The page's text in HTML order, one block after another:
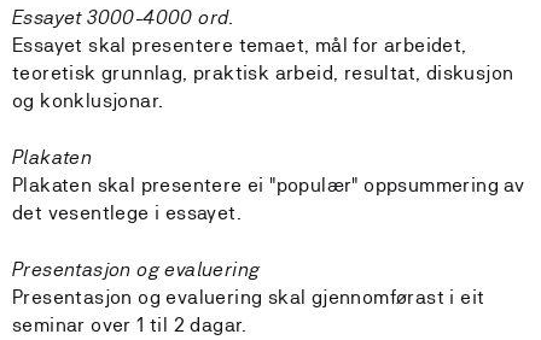
Essayet 3000-4000 ord.
Essayet skal presentere temaet, mål for arbeidet,
teoretisk grunnlag, praktisk arbeid, resultat, diskusjon
og konklusjonar.
Plakaten
Plakaten skal presentere ei "populær" oppsummering av
det vesentlege i essayet.
Presentasjon og evaluering
Presentasjon og evaluering skal gjennomførast i eit
seminar over 1 til 2 dagar.